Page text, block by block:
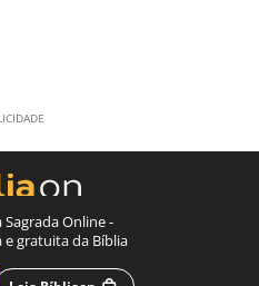
Sagrada Online -
gratuita da Bíblia